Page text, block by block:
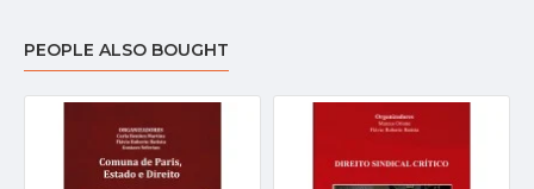
PEOPLE ALSO BOUGHT